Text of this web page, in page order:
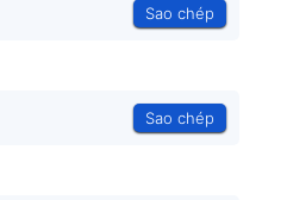
Sao chép
Sao chép